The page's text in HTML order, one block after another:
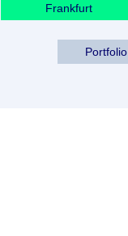
Frankfurt
Portfolio